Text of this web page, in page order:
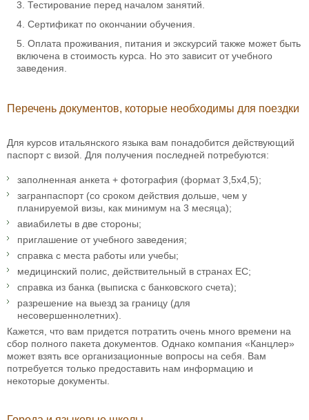
Тестирование перед началом занятий.
Сертификат по окончании обучения.
Оплата проживания, питания и экскурсий также может быть
включена в стоимость курса. Но это зависит от учебного
заведения.
Перечень документов, которые необходимы для поездки
Для курсов итальянского языка вам понадобится действующий
паспорт с визой. Для получения последней потребуются:
заполненная анкета + фотография (формат 3,5х4,5);
загранпаспорт (со сроком действия дольше, чем у
планируемой визы, как минимум на 3 месяца);
авиабилеты в две стороны;
приглашение от учебного заведения;
справка с места работы или учебы;
медицинский полис, действительный в странах ЕС;
справка из банка (выписка с банковского счета);
разрешение на выезд за границу (для
несовершеннолетних).
Кажется, что вам придется потратить очень много времени на
сбор полного пакета документов. Однако компания «Канцлер»
может взять все организационные вопросы на себя. Вам
потребуется только предоставить нам информацию и
некоторые документы.